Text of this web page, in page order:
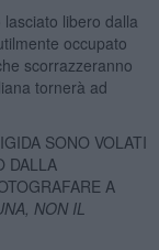
libero dalla
occupato
scorrazzeranno
tornerà ad
SONO VOLATI
DALLA
A
NON IL